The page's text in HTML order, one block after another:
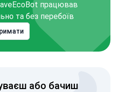
працював
та без перебоїв
або бачиш